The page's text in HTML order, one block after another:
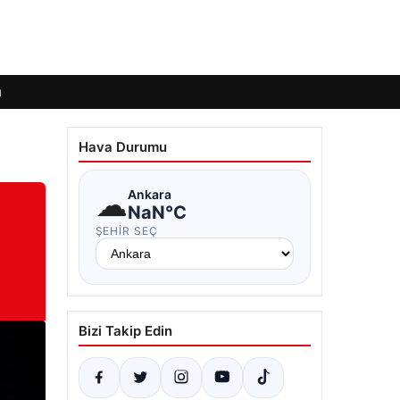
Hava Durumu
☁Ankara
NaN°C
ŞEHIR SEÇ
Bizi Takip Edin